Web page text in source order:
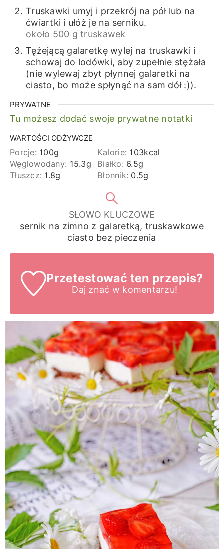
Truskawki umyj i przekrój na pół lub na
ćwiartki i ułóż je na serniku.
około 500 g truskawek
Tężejącą galaretkę wylej na truskawki i
schowaj do lodówki, aby zupełnie stężała
(nie wylewaj zbyt płynnej galaretki na
ciasto, bo może spłynąć na sam dół :)).
PRYWATNE
Tu możesz dodać swoje prywatne notatki
WARTOŚCI ODŻYWCZE
Porcje: 100g Kalorie: 103kcal
Węglowodany: 15.3g Białko: 6.5g
Tłuszcz: 1.8g Błonnik: 0.5g
SŁOWO KLUCZOWE
sernik na zimno z galaretką, truskawkowe
ciasto bez pieczenia
Przetestować ten przepis?
Daj znać w komentarzu!